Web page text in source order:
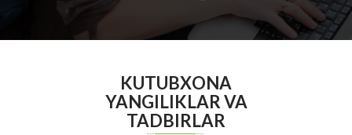
KUTUBXONA
YANGILIKLAR VA
TADBIRLAR